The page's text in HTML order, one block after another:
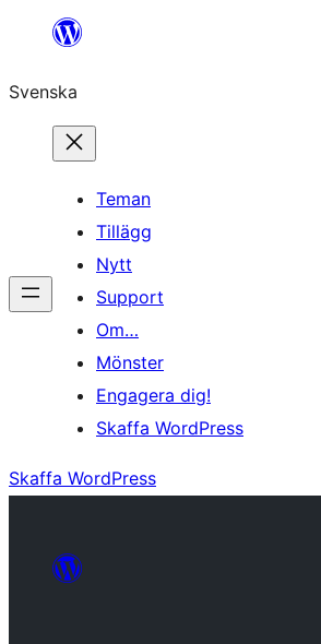
Hoppa
innehåll
Svenska
Teman
Tillägg
Nytt
Support
Om…
Mönster
Engagera dig!
Skaffa WordPress
Skaffa WordPress